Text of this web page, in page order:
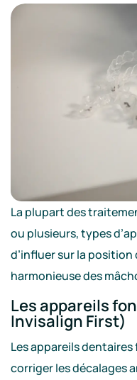
La plupart des
ou plusieurs, types
d’influer sur la
harmonieuse des
Les appareils
Invisalign First)
Les appareils
corriger les décalages